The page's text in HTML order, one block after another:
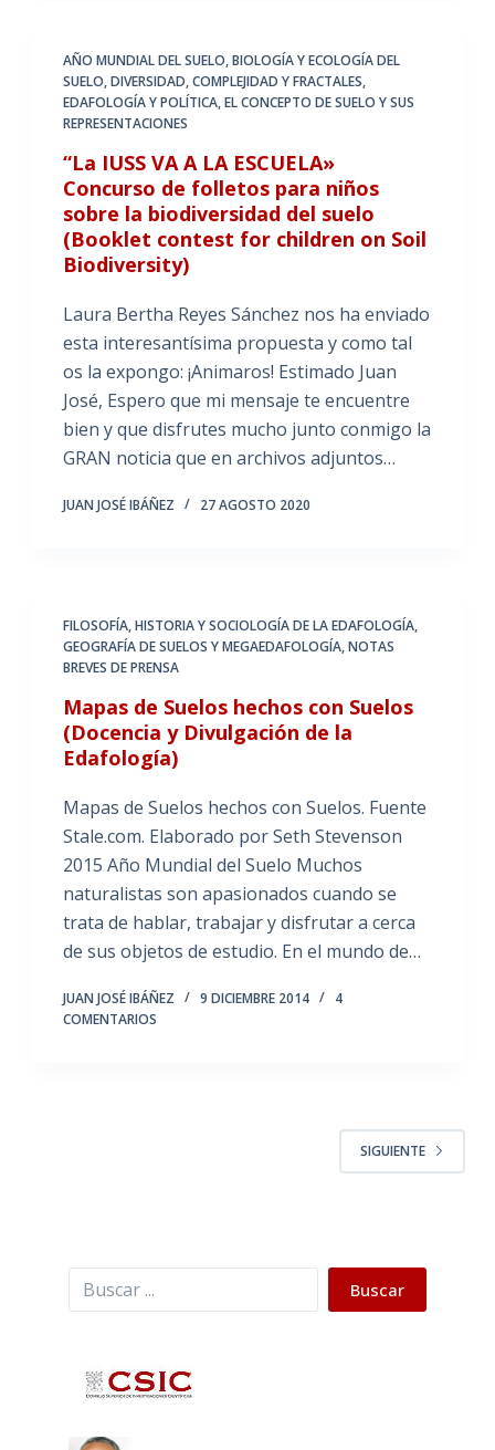
AÑO MUNDIAL DEL SUELO,BIOLOGÍA Y ECOLOGÍA DEL
SUELO,DIVERSIDAD, COMPLEJIDAD Y FRACTALES,
EDAFOLOGÍA Y POLÍTICA,EL CONCEPTO DE SUELO Y SUS
REPRESENTACIONES
“La IUSS VA A LA ESCUELA»
Concurso de folletos para niños
sobre la biodiversidad del suelo
(Booklet contest for children on Soil
Biodiversity)
Laura Bertha Reyes Sánchez nos ha enviado
esta interesantísima propuesta y como tal
os la expongo: ¡Animaros! Estimado Juan
José, Espero que mi mensaje te encuentre
bien y que disfrutes mucho junto conmigo la
GRAN noticia que en archivos adjuntos…
JUAN JOSÉ IBÁÑEZ 27 AGOSTO 2020
FILOSOFÍA, HISTORIA Y SOCIOLOGÍA DE LA EDAFOLOGÍA,
GEOGRAFÍA DE SUELOS Y MEGAEDAFOLOGÍA,NOTAS
BREVES DE PRENSA
Mapas de Suelos hechos con Suelos
(Docencia y Divulgación de la
Edafología)
Mapas de Suelos hechos con Suelos. Fuente
Stale.com. Elaborado por Seth Stevenson
2015 Año Mundial del Suelo Muchos
naturalistas son apasionados cuando se
trata de hablar, trabajar y disfrutar a cerca
de sus objetos de estudio. En el mundo de…
JUAN JOSÉ IBÁÑEZ 9 DICIEMBRE 2014
4
COMENTARIOS
SIGUIENTE
Buscar Buscar